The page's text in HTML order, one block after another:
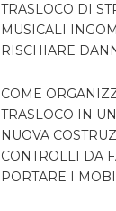
TRASLOCO DI
MUSICALI
RISCHIARE
COME
TRASLOCO IN
NUOVA
CONTROLLI DA
PORTARE I